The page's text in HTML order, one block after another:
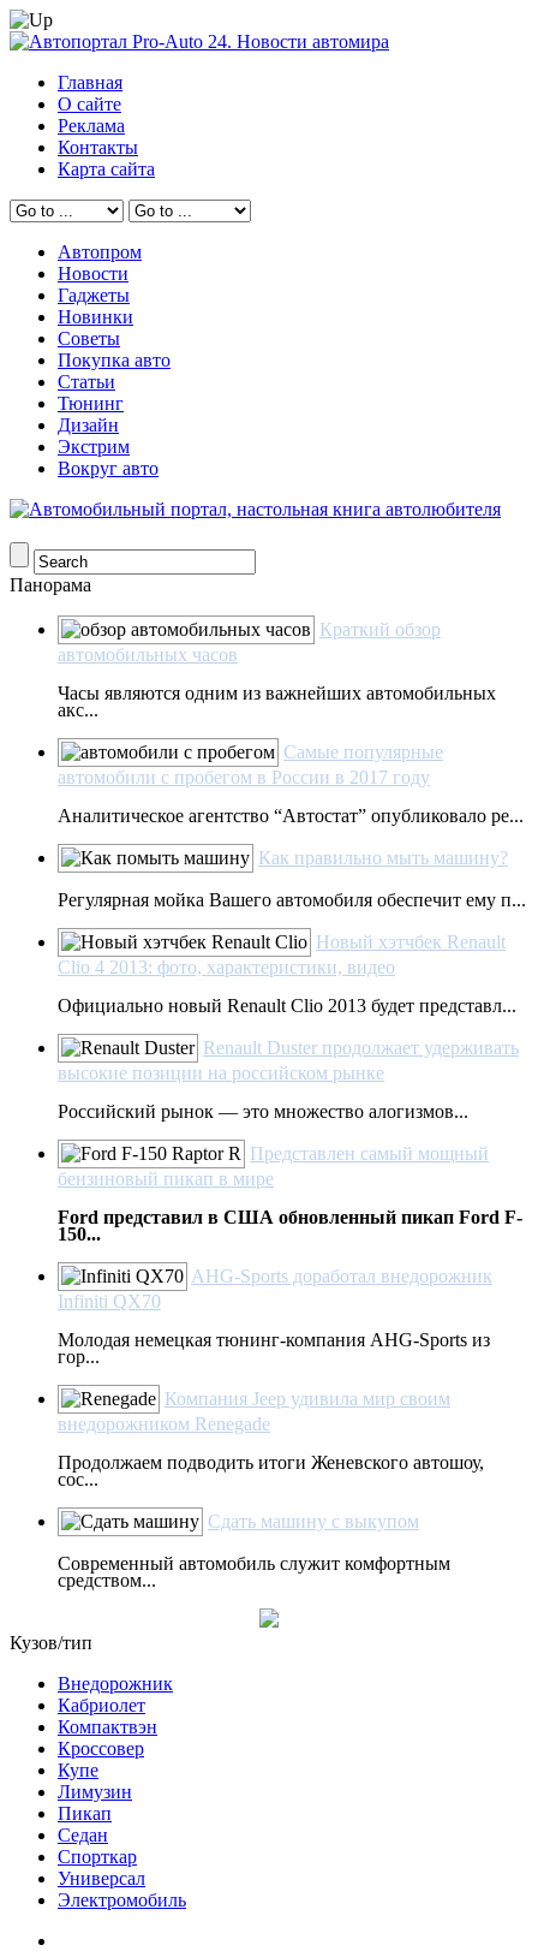
Главная
О сайте
Реклама
Контакты
Карта сайта
Автопром
Новости
Гаджеты
Новинки
Советы
Покупка авто
Статьи
Тюнинг
Дизайн
Экстрим
Вокруг авто
Панорама
Краткий обзор
автомобильных часов
Часы являются одним из важнейших автомобильных
акс...
Самые популярные
автомобили с пробегом в России в 2017 году
Аналитическое агентство “Автостат” опубликовало ре...
Как правильно мыть машину?
Регулярная мойка Вашего автомобиля обеспечит ему п...
Новый хэтчбек Renault
Clio 4 2013: фото, характеристики, видео
Официально новый Renault Clio 2013 будет представл...
Renault Duster продолжает удерживать
высокие позиции на российском рынке
Российский рынок — это множество алогизмов...
Представлен самый мощный
бензиновый пикап в мире
Ford представил в США обновленный пикап Ford F-
150...
AHG-Sports доработал внедорожник
Infiniti QX70
Молодая немецкая тюнинг-компания AHG-Sports из
гор...
Компания Jeep удивила мир своим
внедорожником Renegade
Продолжаем подводить итоги Женевского автошоу,
сос...
Сдать машину с выкупом
Современный автомобиль служит комфортным
средством...
Кузов/тип
Внедорожник
Кабриолет
Компактвэн
Кроссовер
Купе
Лимузин
Пикап
Седан
Спорткар
Универсал
Электромобиль